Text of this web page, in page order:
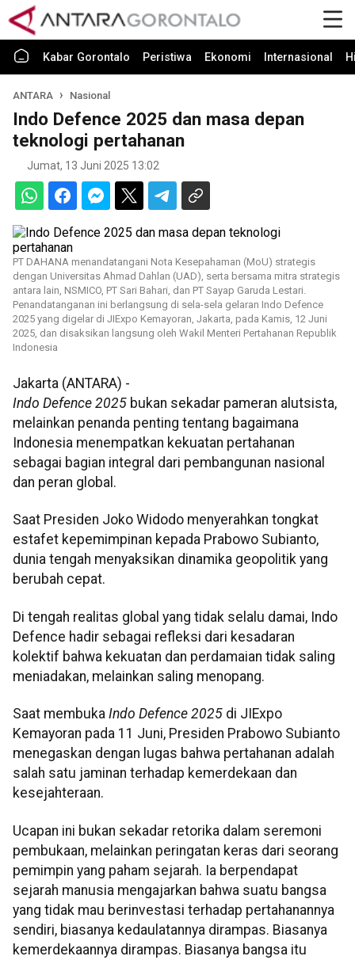
Kabar Gorontalo Peristiwa Ekonomi Internasional
ANTARA Nasional
Indo Defence 2025 dan masa depan
teknologi pertahanan
Jumat, 13 Juni 2025 13:02
PT DAHANA menandatangani Nota Kesepahaman (MoU) strategis
dengan Universitas Ahmad Dahlan (UAD), serta bersama mitra strategis
antara lain, NSMICO, PT Sari Bahari, dan PT Sayap Garuda Lestari.
Penandatanganan ini berlangsung di sela-sela gelaran Indo Defence
2025 yang digelar di JIExpo Kemayoran, Jakarta, pada Kamis, 12 Juni
2025, dan disaksikan langsung oleh Wakil Menteri Pertahanan Republik
Indonesia
Jakarta (ANTARA) -
Indo Defence 2025 bukan sekadar pameran alutsista,
melainkan penanda penting tentang bagaimana
Indonesia menempatkan kekuatan pertahanan
sebagai bagian integral dari pembangunan nasional
dan peran global.
Saat Presiden Joko Widodo menyerahkan tongkat
estafet kepemimpinan kepada Prabowo Subianto,
dunia tengah menyaksikan dinamika geopolitik yang
berubah cepat.
Di tengah realitas global yang tidak selalu damai, Indo
Defence hadir sebagai refleksi dari kesadaran
kolektif bahwa kekuatan dan perdamaian tidak saling
meniadakan, melainkan saling menopang.
Saat membuka Indo Defence 2025 di JIExpo
Kemayoran pada 11 Juni, Presiden Prabowo Subianto
menegaskan dengan lugas bahwa pertahanan adalah
salah satu jaminan terhadap kemerdekaan dan
kesejahteraan.
Ucapan ini bukan sekadar retorika dalam seremoni
pembukaan, melainkan peringatan keras dari seorang
pemimpin yang paham sejarah. Ia berpendapat
sejarah manusia mengajarkan bahwa suatu bangsa
yang tidak mau berinvestasi terhadap pertahanannya
sendiri, biasanya kedaulatannya dirampas. Biasanya
kemerdekaannya dirampas. Biasanya bangsa itu